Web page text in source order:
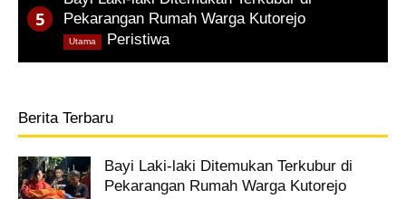
Pekarangan Rumah Warga Kutorejo
Peristiwa
Utama
Berita Terbaru
Bayi Laki-laki Ditemukan Terkubur di
Pekarangan Rumah Warga Kutorejo